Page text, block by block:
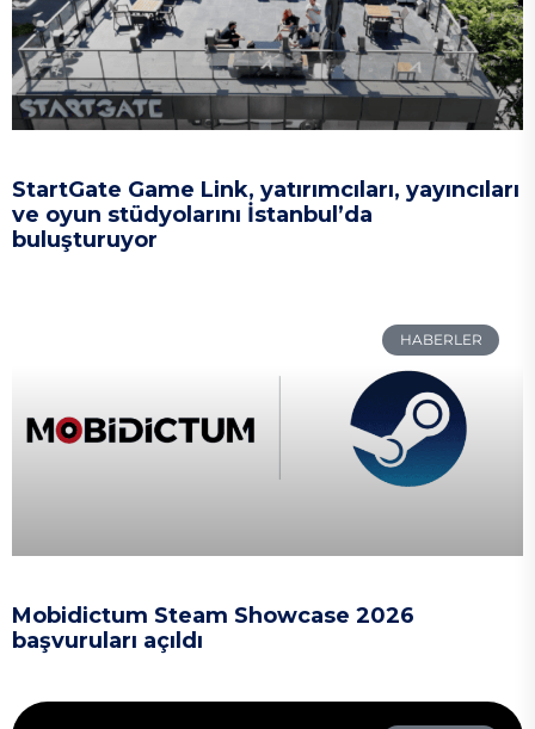
StartGate Game Link, yatırımcıları, yayıncıları
ve oyun stüdyolarını İstanbul’da
buluşturuyor
HABERLER
Mobidictum Steam Showcase 2026
başvuruları açıldı